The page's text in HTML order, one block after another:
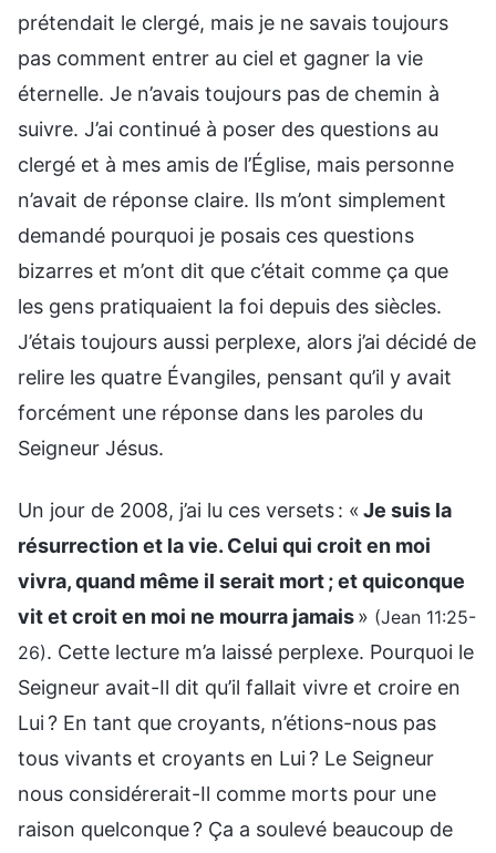
prétendait le clergé, mais je ne savais toujours
pas comment entrer au ciel et gagner la vie
éternelle. Je n’avais toujours pas de chemin à
suivre. J’ai continué à poser des questions au
clergé et à mes amis de l’Église, mais personne
n’avait de réponse claire. Ils m’ont simplement
demandé pourquoi je posais ces questions
bizarres et m’ont dit que c’était comme ça que
les gens pratiquaient la foi depuis des siècles.
J’étais toujours aussi perplexe, alors j’ai décidé de
relire les quatre Évangiles, pensant qu’il y avait
forcément une réponse dans les paroles du
Seigneur Jésus.
Un jour de 2008, j’ai lu ces versets : «Je suis la
résurrection et la vie. Celui qui croit en moi
vivra, quand même il serait mort ; et quiconque
vit et croit en moi ne mourra jamais» (Jean 11:25-
26). Cette lecture m’a laissé perplexe. Pourquoi le
Seigneur avait-Il dit qu’il fallait vivre et croire en
Lui ? En tant que croyants, n’étions-nous pas
tous vivants et croyants en Lui ? Le Seigneur
nous considérerait-Il comme morts pour une
raison quelconque ? Ça a soulevé beaucoup de